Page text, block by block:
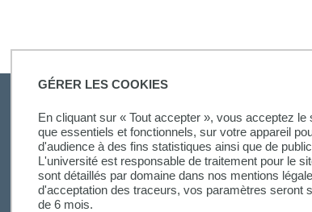
GÉRER LES COOKIES
En cliquant sur « Tout accepter », vous acceptez
que essentiels et fonctionnels, sur votre appareil
d'audience à des fins statistiques ainsi que de
L'université est responsable de traitement pour le
sont détaillés par domaine dans nos mentions
d'acceptation des traceurs, vos paramètres seront
de 6 mois.
SUIVEZ-